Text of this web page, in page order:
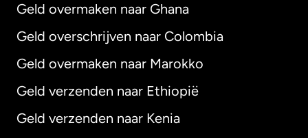
Geld overmaken naar Ghana
Geld overschrijven naar Colombia
Geld overmaken naar Marokko
Geld verzenden naar Ethiopië
Geld verzenden naar Kenia